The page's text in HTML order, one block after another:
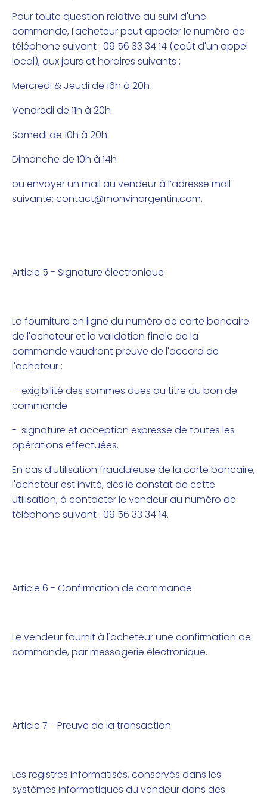
Pour toute question relative au suivi d'une
commande, l'acheteur peut appeler le numéro de
téléphone suivant : 09 56 33 34 14 (coût d'un appel
local), aux jours et horaires suivants :
Mercredi & Jeudi de 16h à 20h
Vendredi de 11h à 20h
Samedi de 10h à 20h
Dimanche de 10h à 14h
ou envoyer un mail au vendeur à l’adresse mail
suivante: contact@monvinargentin.com.
Article 5 - Signature électronique
La fourniture en ligne du numéro de carte bancaire
de l'acheteur et la validation finale de la
commande vaudront preuve de l'accord de
l'acheteur :
- exigibilité des sommes dues au titre du bon de
commande
- signature et acception expresse de toutes les
opérations effectuées.
En cas d'utilisation frauduleuse de la carte bancaire,
l'acheteur est invité, dès le constat de cette
utilisation, à contacter le vendeur au numéro de
téléphone suivant : 09 56 33 34 14.
Article 6 - Confirmation de commande
Le vendeur fournit à l'acheteur une confirmation de
commande, par messagerie électronique.
Article 7 - Preuve de la transaction
Les registres informatisés, conservés dans les
systèmes informatiques du vendeur dans des